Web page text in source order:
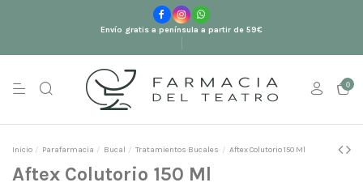
Envío gratis a península a partir de 59€
0
Inicio Parafarmacia Bucal Tratamientos Bucales Aftex Colutorio 150 Ml
Aftex Colutorio 150 Ml